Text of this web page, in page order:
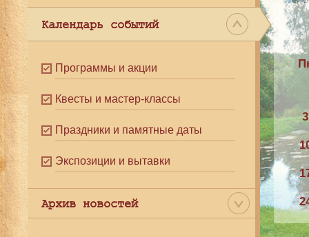
Календарь событий
Программы и акции
Квесты и мастер-классы
Праздники и памятные даты
Экспозиции и вытавки
Архив новостей
3